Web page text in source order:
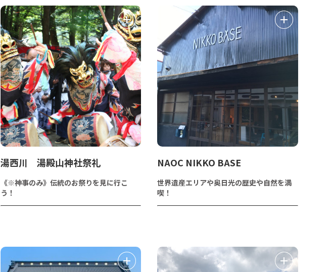
湯西川 湯殿山神社祭礼
《※神事のみ》伝統のお祭りを見に行こ
う！
NAOC NIKKO BASE
世界遺産エリアや奥日光の歴史や自然を満
喫！